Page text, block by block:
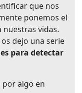
que nos
ponemos el
vidas.
dejo una serie
para detectar
algo en